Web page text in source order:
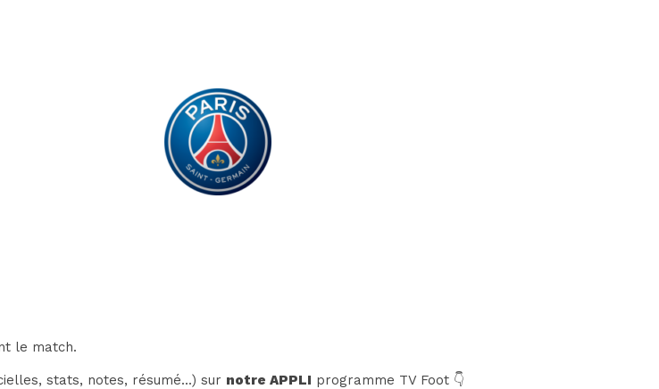
le match.
stats, notes, résumé...) sur notre APPLI programme TV Foot 👇